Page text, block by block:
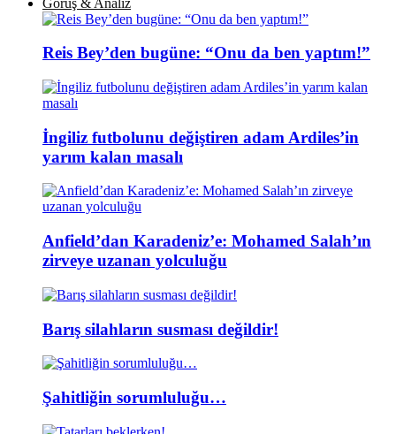
Reis Bey’den bugüne: “Onu da ben yaptım!”
İngiliz futbolunu değiştiren adam Ardiles’in
yarım kalan masalı
Anfield’dan Karadeniz’e: Mohamed Salah’ın
zirveye uzanan yolculuğu
Barış silahların susması değildir!
Şahitliğin sorumluluğu…